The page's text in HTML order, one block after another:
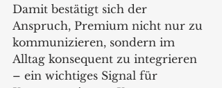
Damit bestätigt sich der
Anspruch, Premium nicht nur zu
kommunizieren, sondern im
Alltag konsequent zu integrieren
– ein wichtiges Signal für